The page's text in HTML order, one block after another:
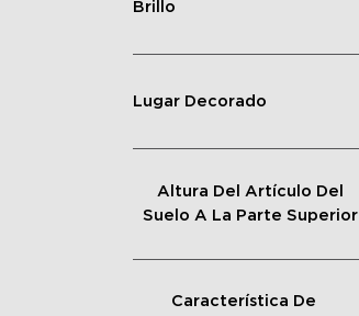
Brillo
Lugar Decorado
Altura Del Artículo Del
Suelo A La Parte Superior
Característica De